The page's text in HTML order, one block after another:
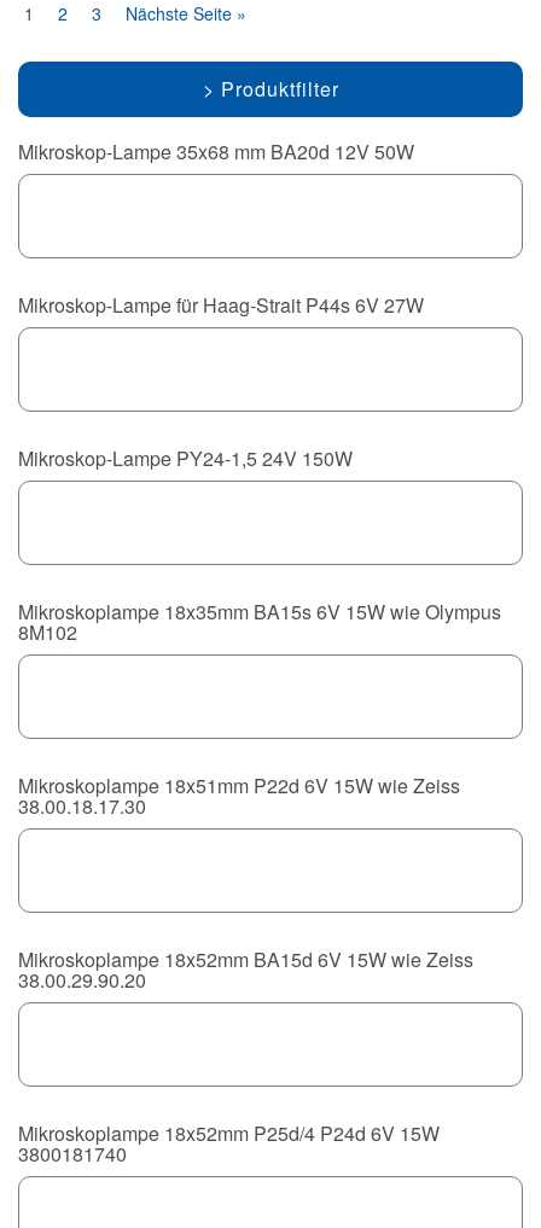
1 2 3 Nächste Seite »
Produktfilter
Mikroskop-Lampe 35x68 mm BA20d 12V 50W
Mikroskop-Lampe für Haag-Strait P44s 6V 27W
Mikroskop-Lampe PY24-1,5 24V 150W
Mikroskoplampe 18x35mm BA15s 6V 15W wie Olympus
8M102
Mikroskoplampe 18x51mm P22d 6V 15W wie Zeiss
38.00.18.17.30
Mikroskoplampe 18x52mm BA15d 6V 15W wie Zeiss
38.00.29.90.20
Mikroskoplampe 18x52mm P25d/4 P24d 6V 15W
3800181740